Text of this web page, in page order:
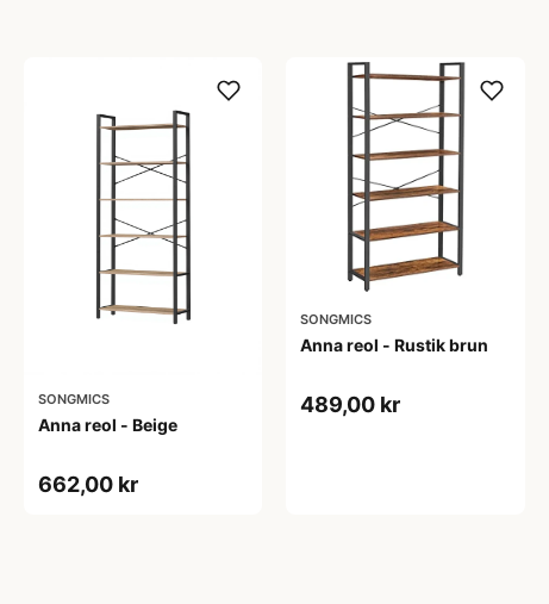
SONGMICS
Anna reol - Beige
662,00 kr
SONGMICS
Anna reol - Rustik brun
489,00 kr